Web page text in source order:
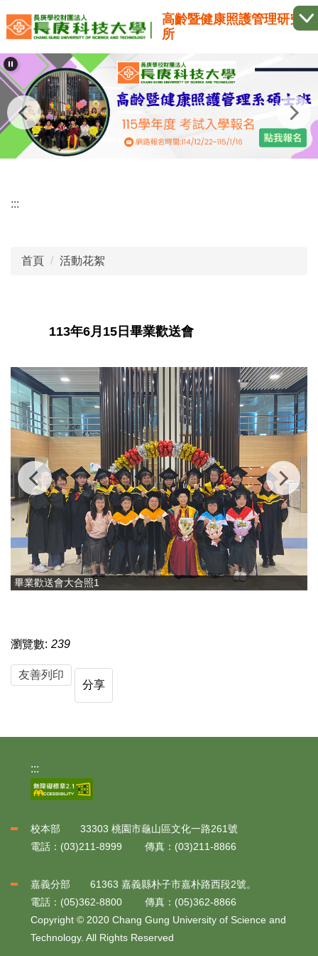
到
要
內
容
區
高齡暨健康照護管理研究
所
:::
首頁 活動花絮
113年6月15日畢業歡送會
畢業歡送會大合照1
瀏覽數: 239
友善列印
分享
:::
校本部 33303 桃園市龜山區文化一路261號
電話：(03)211-8999 傳真：(03)211-8866
嘉義分部 61363 嘉義縣朴子市嘉朴路西段2號。
電話：(05)362-8800 傳真：(05)362-8866
Copyright © 2020 Chang Gung University of Science and
Technology. All Rights Reserved